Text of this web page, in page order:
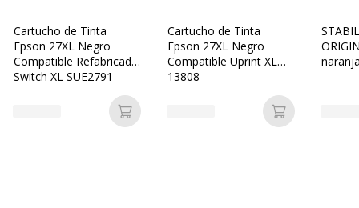
Cartucho de Tinta
Epson 27XL Negro
Compatible Refabricado
Switch XL SUE2791
Añadir a la cesta
Cartucho de Tinta
Epson 27XL Negro
Compatible Uprint XL
13808
Añadir a la